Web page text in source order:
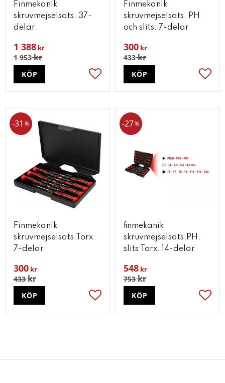
Finmekanik
skruvmejselsats. 37-
delar.
1 388 kr
1 953kr
Lägg till i favoriter
KÖP
Finmekanik
skruvmejselsats. PH
och slits. 7-delar
300 kr
433kr
KÖP
Finmekanik
skruvmejselsats.Torx.
7-delar
300 kr
433kr
31 %
Lägg till i favoriter
KÖP
finmekanik
skruvmejselsats.PH.
slits Torx. 14-delar
548 kr
753kr
27%
KÖP